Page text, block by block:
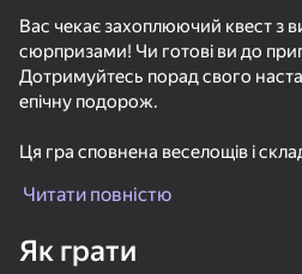
Вас чекає захоплюючий квест з
сюрпризами! Чи готові ви до
Дотримуйтесь порад свого
епічну подорож.
Ця гра сповнена веселощів і
Читати повністю
Як грати